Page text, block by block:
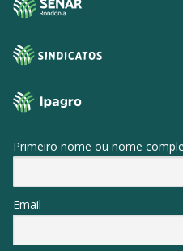
Primeiro nome ou nome
Email